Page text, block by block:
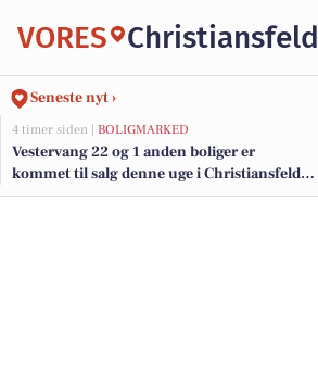
VORES Christiansfeld
Seneste nyt ›
4 timer siden | BOLIGMARKED
Vestervang 22 og 1 anden boliger er
kommet til salg denne uge i Christiansfeld -
se boligerne her.